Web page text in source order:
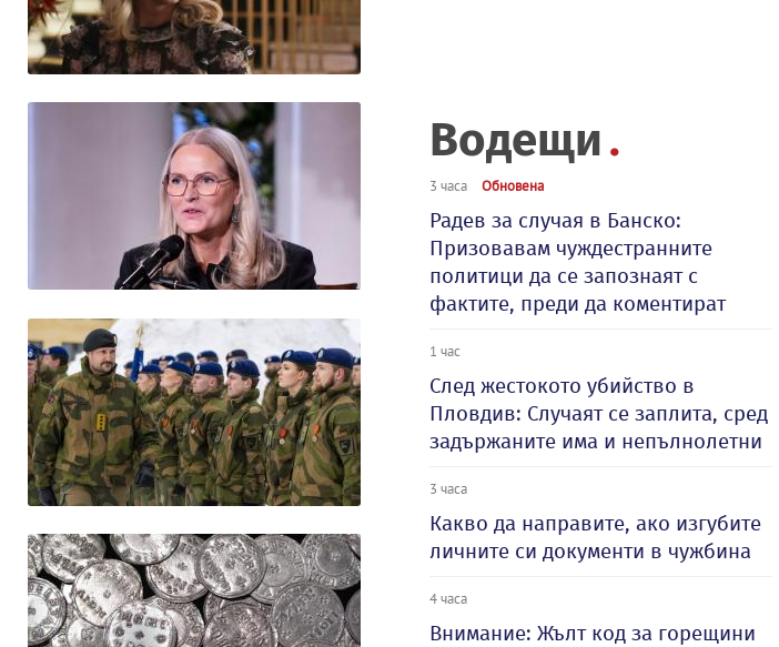
Водещи
3 часа Обновена
Радев за случая в Банско:
Призовавам чуждестранните
политици да се запознаят с
фактите, преди да коментират
1 час
След жестокото убийство в
Пловдив: Случаят се заплита, сред
задържаните има и непълнолетни
3 часа
Какво да направите, ако изгубите
личните си документи в чужбина
4 часа
Внимание: Жълт код за горещини